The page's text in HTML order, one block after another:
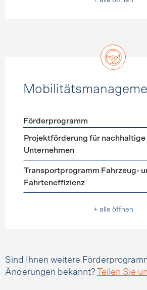
Förderprogramme
Förderprogramm
Projektförderung für
Unternehmen
Transportprogramm Fahrzeug-
Fahrteneffizienz
+ alle öffnen
Sind Ihnen weitere
Änderungen bekannt?
Teilen Sie